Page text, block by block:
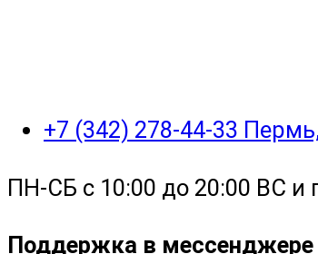
+7 (342) 278-44-33
ПН-СБ с 10:00 до 20:00 ВС и
Поддержка в мессенджере